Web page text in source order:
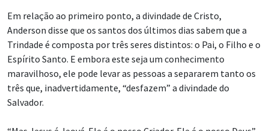
Em relação ao primeiro ponto, a divindade de Cristo,
Anderson disse que os santos dos últimos dias sabem que a
Trindade é composta por três seres distintos: o Pai, o Filho e o
Espírito Santo. E embora este seja um conhecimento
maravilhoso, ele pode levar as pessoas a separarem tanto os
três que, inadvertidamente, “desfazem” a divindade do
Salvador.